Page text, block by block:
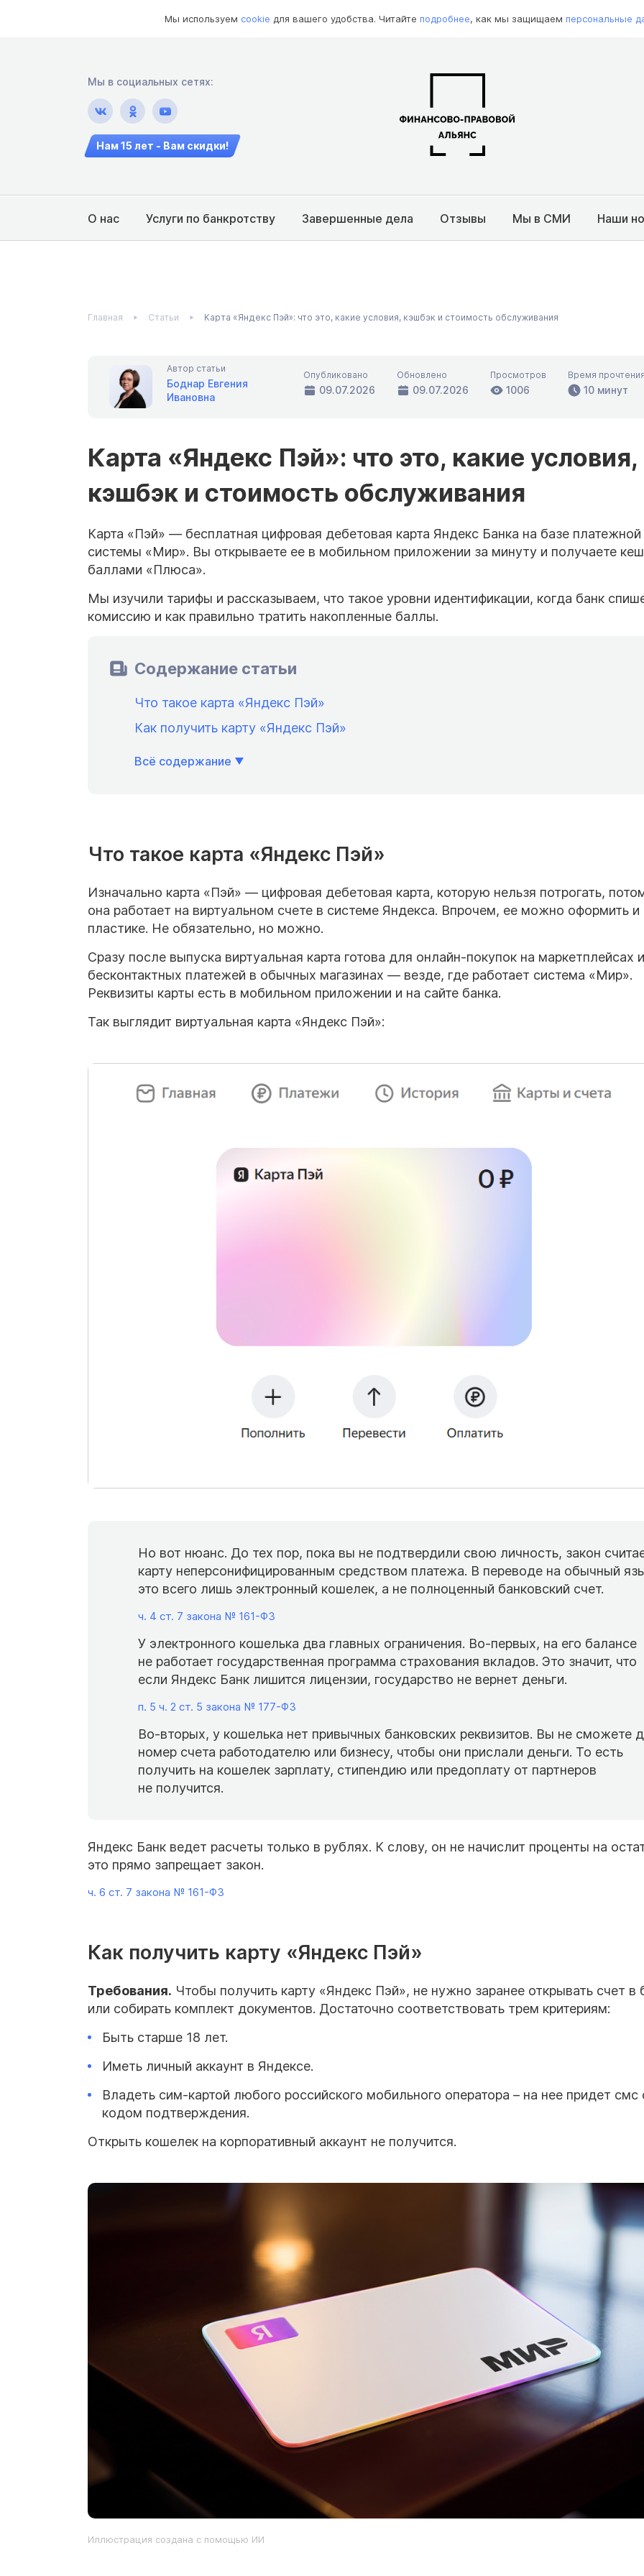
Мы используем cookie для вашего удобства. Читайте подробнее, как мы защищаем персональные
Мы в социальных сетях:
Нам 15 лет - Вам скидки!
О нас Услуги по банкротству Завершенные дела Отзывы Мы в СМИ Наши
Главная Статьи Карта «Яндекс Пэй»: что это, какие условия, кэшбэк и стоимость обслуживания
Автор статьи
Боднар Евгения
Ивановна
Опубликовано
09.07.2026
Обновлено
09.07.2026
Просмотров
1006
Время прочтения
10 минут
Карта «Яндекс Пэй»: что это, какие условия,
кэшбэк и стоимость обслуживания
Карта «Пэй» — бесплатная цифровая дебетовая карта Яндекс Банка на базе платежной
системы «Мир». Вы открываете ее в мобильном приложении за минуту и получаете
баллами «Плюса».
Мы изучили тарифы и рассказываем, что такое уровни идентификации, когда банк
комиссию и как правильно тратить накопленные баллы.
Содержание статьи
Что такое карта «Яндекс Пэй»
Как получить карту «Яндекс Пэй»
Всё содержание
Что такое карта «Яндекс Пэй»
Изначально карта «Пэй» — цифровая дебетовая карта, которую нельзя потрогать,
она работает на виртуальном счете в системе Яндекса. Впрочем, ее можно оформить и
пластике. Не обязательно, но можно.
Сразу после выпуска виртуальная карта готова для онлайн-покупок на маркетплейсах
бесконтактных платежей в обычных магазинах — везде, где работает система «Мир».
Реквизиты карты есть в мобильном приложении и на сайте банка.
Так выглядит виртуальная карта «Яндекс Пэй»:
Но вот нюанс. До тех пор, пока вы не подтвердили свою личность, закон
карту неперсонифицированным средством платежа. В переводе на обычный
это всего лишь электронный кошелек, а не полноценный банковский счет.
ч. 4 ст. 7 закона № 161-ФЗ
У электронного кошелька два главных ограничения. Во-первых, на его балансе
не работает государственная программа страхования вкладов. Это значит, что
если Яндекс Банк лишится лицензии, государство не вернет деньги.
п. 5 ч. 2 ст. 5 закона № 177-ФЗ
Во-вторых, у кошелька нет привычных банковских реквизитов. Вы не сможете
номер счета работодателю или бизнесу, чтобы они прислали деньги. То есть
получить на кошелек зарплату, стипендию или предоплату от партнеров
не получится.
Яндекс Банк ведет расчеты только в рублях. К слову, он не начислит проценты на
это прямо запрещает закон.
ч. 6 ст. 7 закона № 161-ФЗ
Как получить карту «Яндекс Пэй»
Требования. Чтобы получить карту «Яндекс Пэй», не нужно заранее открывать счет в
или собирать комплект документов. Достаточно соответствовать трем критериям:
Быть старше 18 лет.
Иметь личный аккаунт в Яндексе.
Владеть сим-картой любого российского мобильного оператора – на нее придет смс
кодом подтверждения.
Открыть кошелек на корпоративный аккаунт не получится.
Иллюстрация создана с помощью ИИ